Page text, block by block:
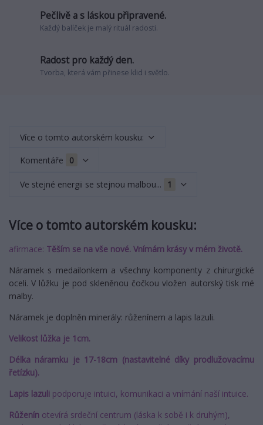
Pečlivě a s láskou připravené.
Každý balíček je malý rituál radosti.
Radost pro každý den.
Tvorba, která vám přinese klid i světlo.
Více o tomto autorském kousku:
Komentáře 0
Ve stejné energii se stejnou malbou... 1
Více o tomto autorském kousku:
afirmace: Těším se na vše nové. Vnímám krásy v mém životě.
Náramek s medailonkem a všechny komponenty z chirurgické
oceli. V lůžku je pod skleněnou čočkou vložen autorský tisk mé
malby.
Náramek je doplněn minerály: růženínem a lapis lazuli.
Velikost lůžka je 1cm.
Délka náramku je 17-18cm (nastavitelné díky prodlužovacímu
řetízku).
Lapis lazuli podporuje intuici, komunikaci a vnímání naší intuice.
Růženín otevírá srdeční centrum (láska k sobě i k druhým),